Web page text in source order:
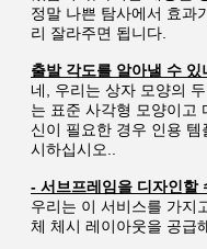
정말 나쁜 탐사에서 효과
리 잘라주면 됩니다.
출발 각도를 알아낼 수 있
네, 우리는 상자 모양의
는 표준 사각형 모양이고
신이 필요한 경우 인용
시하십시오..
- 서브프레임을 디자인할
우리는 이 서비스를 가지
체 체시 레이아웃을 공급